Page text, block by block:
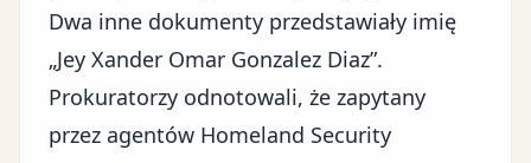
Dwa inne dokumenty przedstawiały imię
„Jey Xander Omar Gonzalez Diaz”.
Prokuratorzy odnotowali, że zapytany
przez agentów Homeland Security